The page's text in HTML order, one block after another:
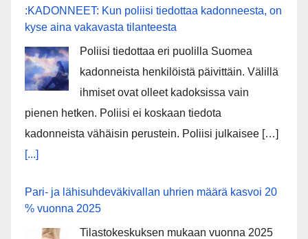
:KADONNEET: Kun poliisi tiedottaa kadonneesta, on
kyse aina vakavasta tilanteesta
Poliisi tiedottaa eri puolilla Suomea
kadonneista henkilöistä päivittäin. Välillä
ihmiset ovat olleet kadoksissa vain
pienen hetken. Poliisi ei koskaan tiedota
kadonneista vähäisin perustein. Poliisi julkaisee […]
[...]
Pari- ja lähisuhdeväkivallan uhrien määrä kasvoi 20
% vuonna 2025
Tilastokeskuksen mukaan vuonna 2025